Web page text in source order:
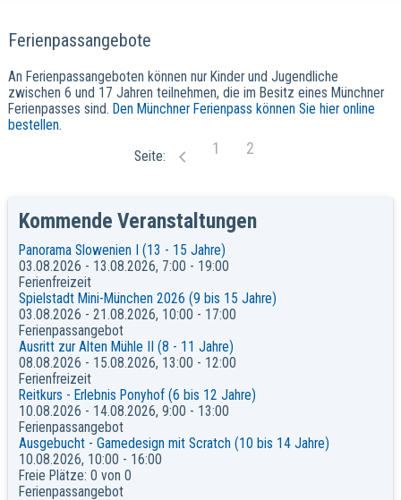
Ferienpassangebote
An Ferienpassangeboten können nur Kinder und Jugendliche
zwischen 6 und 17 Jahren teilnehmen, die im Besitz eines Münchner
Ferienpasses sind. Den Münchner Ferienpass können Sie hier online
bestellen.
1 2
Kommende Veranstaltungen
Panorama Slowenien I (13 - 15 Jahre)
03.08.2026 - 13.08.2026, 7:00 - 19:00
Ferienfreizeit
Spielstadt Mini-München 2026 (9 bis 15 Jahre)
03.08.2026 - 21.08.2026, 10:00 - 17:00
Ferienpassangebot
Ausritt zur Alten Mühle II (8 - 11 Jahre)
08.08.2026 - 15.08.2026, 13:00 - 12:00
Ferienfreizeit
Reitkurs - Erlebnis Ponyhof (6 bis 12 Jahre)
10.08.2026 - 14.08.2026, 9:00 - 13:00
Ferienpassangebot
Ausgebucht - Gamedesign mit Scratch (10 bis 14 Jahre)
10.08.2026, 10:00 - 16:00
Freie Plätze: 0 von 0
Ferienpassangebot